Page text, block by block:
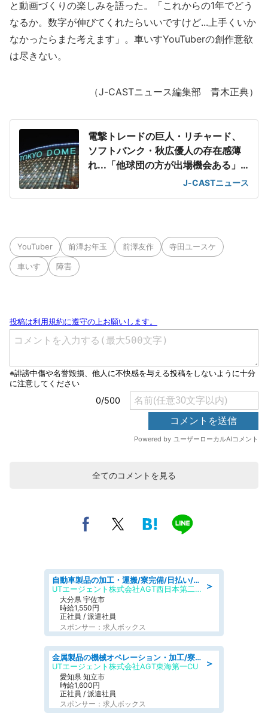
と動画づくりの楽しみを語った。「これからの1年でどう
なるか。数字が伸びてくれたらいいですけど...上手くいか
なかったらまた考えます」。車いすYouTuberの創作意欲
は尽きない。
（J-CASTニュース編集部 青木正典）
電撃トレードの巨人・リチャード、
ソフトバンク・秋広優人の存在感薄
れ...「他球団の方が出場機会ある」
J-CASTニュース
YouTuber 前澤お年玉 前澤友作 寺田ユースケ
車いす 障害
全てのコメントを見る
＞
自動車製品の加工・運搬/寮完備/日払い/工場・製造
UTエージェント株式会社AGT西日本第二CU
大分県 宇佐市
時給1,550円
正社員 / 派遣社員
スポンサー：求人ボックス
＞
金属製品の機械オペレーション・加工/寮完備/日払い/工場・製造
UTエージェント株式会社AGT東海第一CU
愛知県 知立市
時給1,600円
正社員 / 派遣社員
スポンサー：求人ボックス